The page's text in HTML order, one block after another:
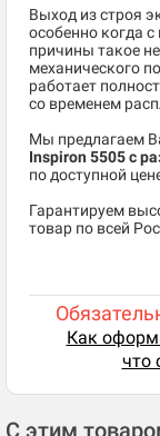
Выход из строя
особенно когда
причины такое
механического
работает
со временем
Мы предлагаем
Inspiron 5505c
по доступной
Гарантируем
товар по всей
Как
что